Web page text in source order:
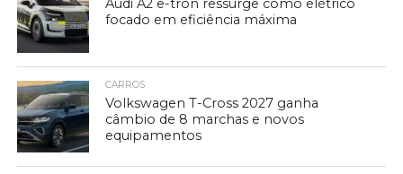
Audi A2 e-tron ressurge como elétrico
focado em eficiência máxima
CARROS
Volkswagen T-Cross 2027 ganha
câmbio de 8 marchas e novos
equipamentos